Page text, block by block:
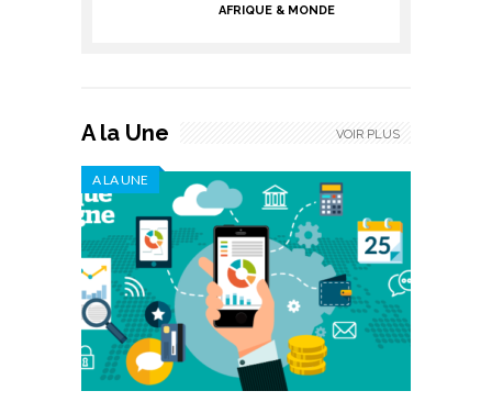
AFRIQUE & MONDE
A la Une
A LA UNE
VOIR PLUS